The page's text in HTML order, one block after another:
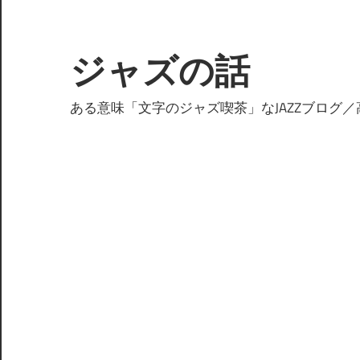
テ
ン
ツ
ジャズの話
ある意味「文字のジャズ喫茶」なJAZZブログ